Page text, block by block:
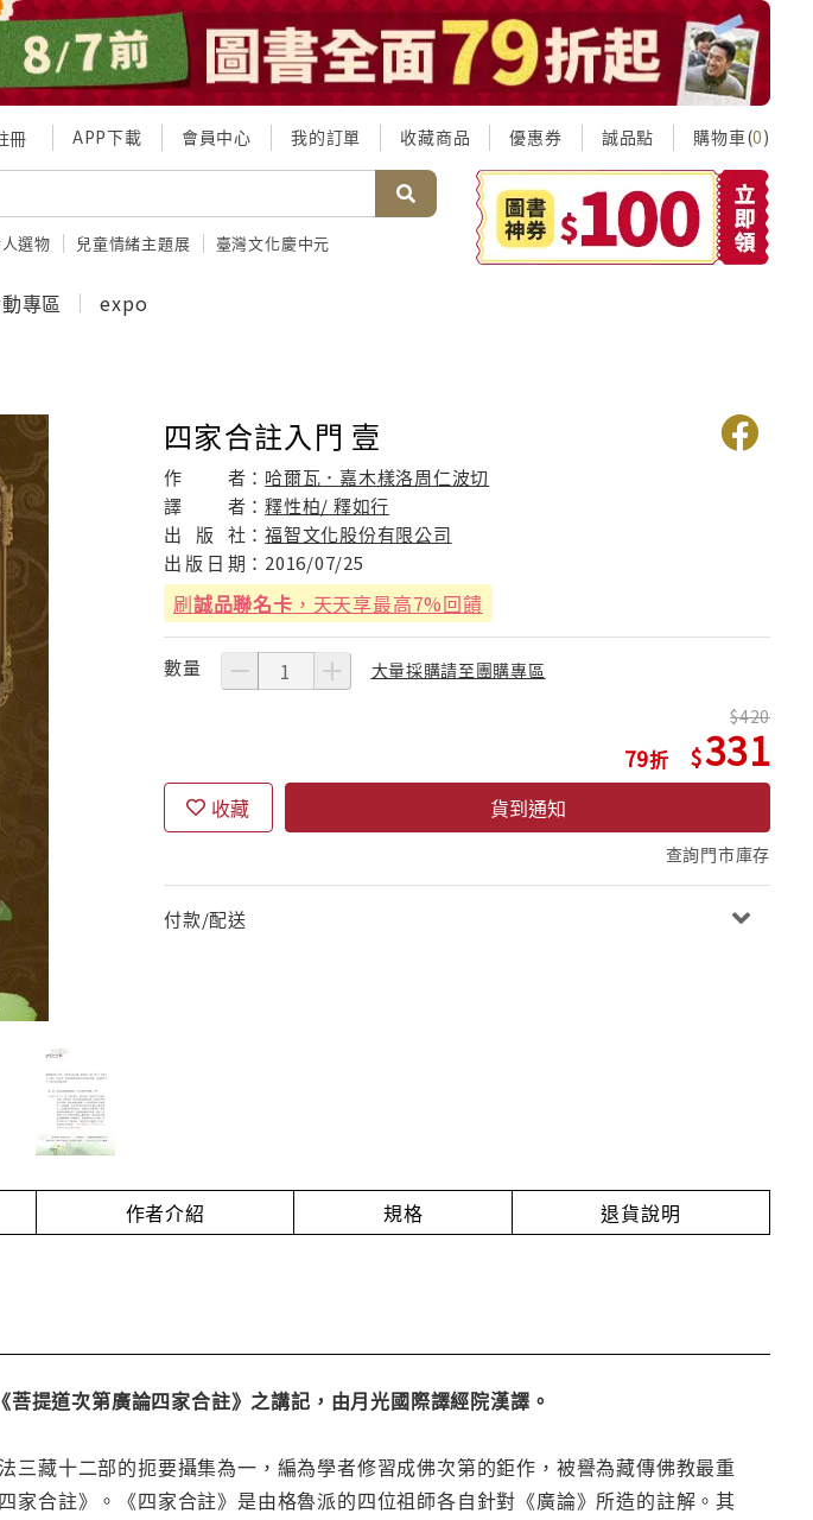
冊 APP下載 會員中心 我的訂單 收藏商品 優惠券 誠品點 購物車(0)
選物 兒童情緒主題展 臺灣文化慶中元
專區 expo
四家合註入門 壹
作 者： 哈爾瓦．嘉木樣洛周仁波切
譯
者：釋性柏/ 釋如行
出
版 社：福智文化股份有限公司
出 版 日 期： 2016/07/25
刷誠品聯名卡 ，天天享最高7%回饋
數量 大量採購請至團購專區
79
420
331
收藏 貨到通知
查詢門市庫存
付款/配送
作者介紹 規格 退貨說明
提道次第廣論四家合註》之講記，由月光國際譯經院漢譯。
三藏十二部的扼要攝集為一，編為學者修習成佛次第的鉅作，被譽為藏傳佛教最重
家合註》。《四家合註》是由格魯派的四位祖師各自針對《廣論》所造的註解。其